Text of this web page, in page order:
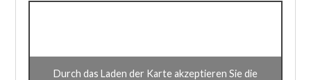
Durch das Laden der Karte akzeptieren Sie die